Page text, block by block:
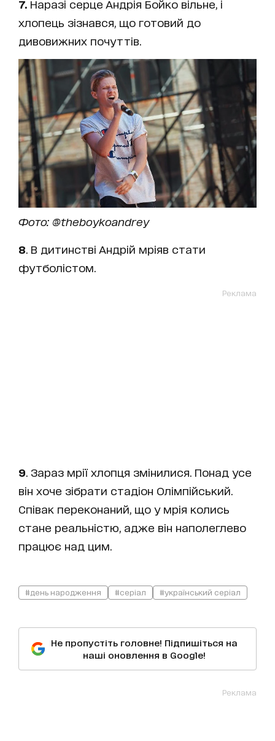
7. Наразі серце Андрія Бойко вільне, і
хлопець зізнався, що готовий до
дивовижних почуттів.
Фото: @theboykoandrey
8 . В дитинстві Андрій мріяв стати
футболістом.
Реклама
9 . Зараз мрії хлопця змінилися. Понад усе
він хоче зібрати стадіон Олімпійський.
Співак переконаний, що у мрія колись
стане реальністю, адже він наполеглево
працює над цим.
#день народження #серіал #український серіал
Не пропустіть головне! Підпишіться на
наші оновлення в Google!
Реклама